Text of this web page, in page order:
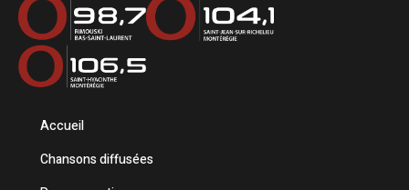
Accueil
Chansons diffusées